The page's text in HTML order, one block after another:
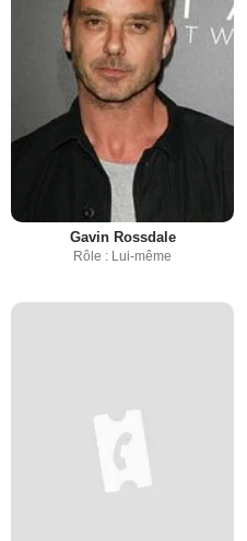
Gavin Rossdale
Rôle : Lui-même